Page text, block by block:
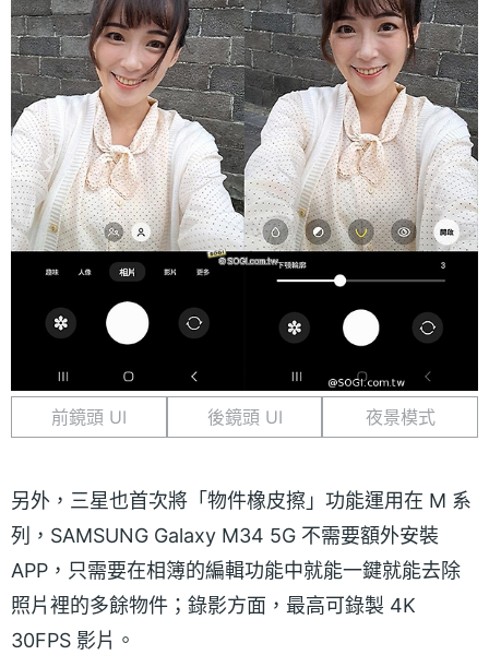
前鏡頭 UI 後鏡頭 UI 夜景模式
另外，三星也首次將「物件橡皮擦」功能運用在 M 系
列，SAMSUNG Galaxy M34 5G 不需要額外安裝
APP，只需要在相簿的編輯功能中就能一鍵就能去除
照片裡的多餘物件；錄影方面，最高可錄製 4K
30FPS 影片。